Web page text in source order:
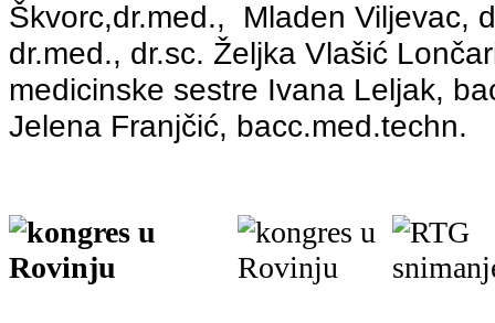
Škvorc,dr.med., Mladen Viljevac,
dr.med., dr.sc. Željka Vlašić
medicinske sestre Ivana Leljak,
Jelena Franjčić, bacc.med.techn.